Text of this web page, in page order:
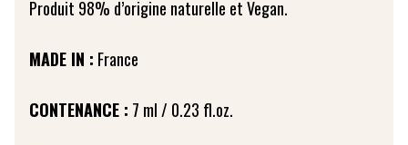
Produit 98% d’origine naturelle et Vegan.
MADE IN : France
CONTENANCE : 7 ml / 0.23 fl.oz.